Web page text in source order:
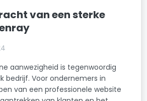
van een sterke
aanwezigheid is tegenwoordig
bedrijf. Voor ondernemers in
van een professionele website